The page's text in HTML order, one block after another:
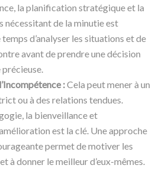
la planification stratégique et la
nécessitant de la minutie est
d’analyser les situations et de
avant de prendre une décision
:Cela peut mener à un
ou à des relations tendues.
la bienveillance et
est la clé. Une approche
permet de motiver les
à donner le meilleur d’eux-mêmes.